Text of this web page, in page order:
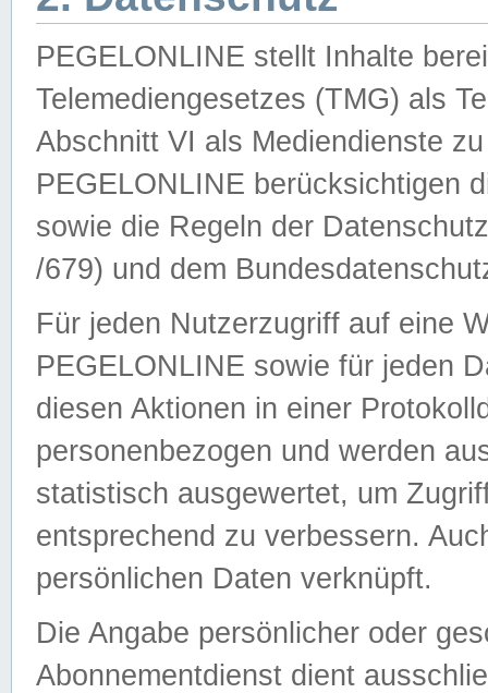
PEGELONLINE stellt Inhalte
Telemediengesetzes (TMG) als
Abschnitt VI als Mediendienste
PEGELONLINE berücksichtigen
sowie die Regeln der
/679) und dem
Für jeden Nutzerzugriff auf eine
PEGELONLINE sowie für jeden
diesen Aktionen in einer
personenbezogen und werden
statistisch ausgewertet, um
entsprechend zu verbessern.
persönlichen Daten verknüpft.
Die Angabe persönlicher oder
Abonnementdienst dient